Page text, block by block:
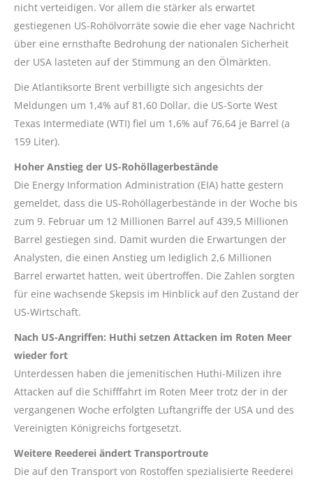
nicht verteidigen. Vor allem die stärker als erwartet
gestiegenen US-Rohölvorräte sowie die eher vage Nachricht
über eine ernsthafte Bedrohung der nationalen Sicherheit
der USA lasteten auf der Stimmung an den Ölmärkten.
Die Atlantiksorte Brent verbilligte sich angesichts der
Meldungen um 1,4% auf 81,60 Dollar, die US-Sorte West
Texas Intermediate (WTI) fiel um 1,6% auf 76,64 je Barrel (a
159 Liter).
Hoher Anstieg der US-Rohöllagerbestände
Die Energy Information Administration (EIA) hatte gestern
gemeldet, dass die US-Rohöllagerbestände in der Woche bis
zum 9. Februar um 12 Millionen Barrel auf 439,5 Millionen
Barrel gestiegen sind. Damit wurden die Erwartungen der
Analysten, die einen Anstieg um lediglich 2,6 Millionen
Barrel erwartet hatten, weit übertroffen. Die Zahlen sorgten
für eine wachsende Skepsis im Hinblick auf den Zustand der
US-Wirtschaft.
Nach US-Angriffen: Huthi setzen Attacken im Roten Meer
wieder fort
Unterdessen haben die jemenitischen Huthi-Milizen ihre
Attacken auf die Schifffahrt im Roten Meer trotz der in der
vergangenen Woche erfolgten Luftangriffe der USA und des
Vereinigten Königreichs fortgesetzt.
Weitere Reederei ändert Transportroute
Die auf den Transport von Rostoffen spezialisierte Reederei